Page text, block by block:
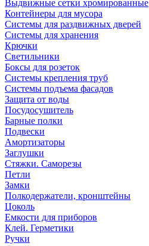
Выдвижные сетки хромированные
Контейнеры для мусора
Системы для раздвижных дверей
Системы для хранения
Крючки
Светильники
Боксы для розеток
Системы крепления труб
Системы подъема фасадов
Защита от воды
Посудосушитель
Барные полки
Подвески
Амортизаторы
Заглушки
Стяжки. Саморезы
Петли
Замки
Полкодержатели, кронштейны
Цоколь
Емкости для приборов
Клей. Герметики
Ручки